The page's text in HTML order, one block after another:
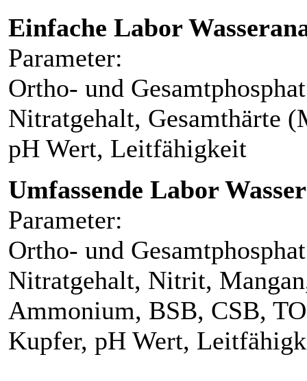
Einfache Labor
Parameter:
Ortho- und
Nitratgehalt, Gesamthärte
pH Wert, Leitfähigkeit
Umfassende Labor
Parameter:
Ortho- und
Nitratgehalt, Nitrit,
Ammonium, BSB, CSB,
Kupfer, pH Wert,